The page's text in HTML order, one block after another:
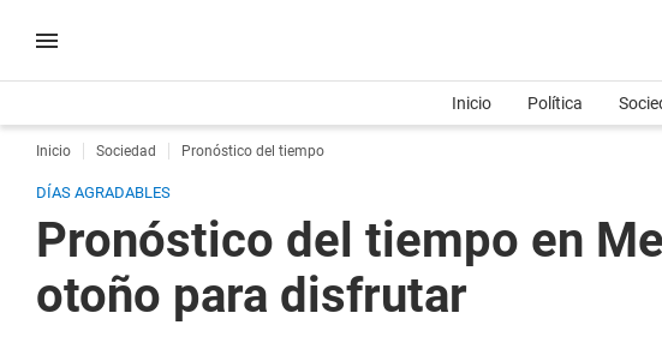
Inicio Política
Inicio Sociedad Pronóstico del tiempo
DÍAS AGRADABLES
Pronóstico del tiempo en
otoño para disfrutar